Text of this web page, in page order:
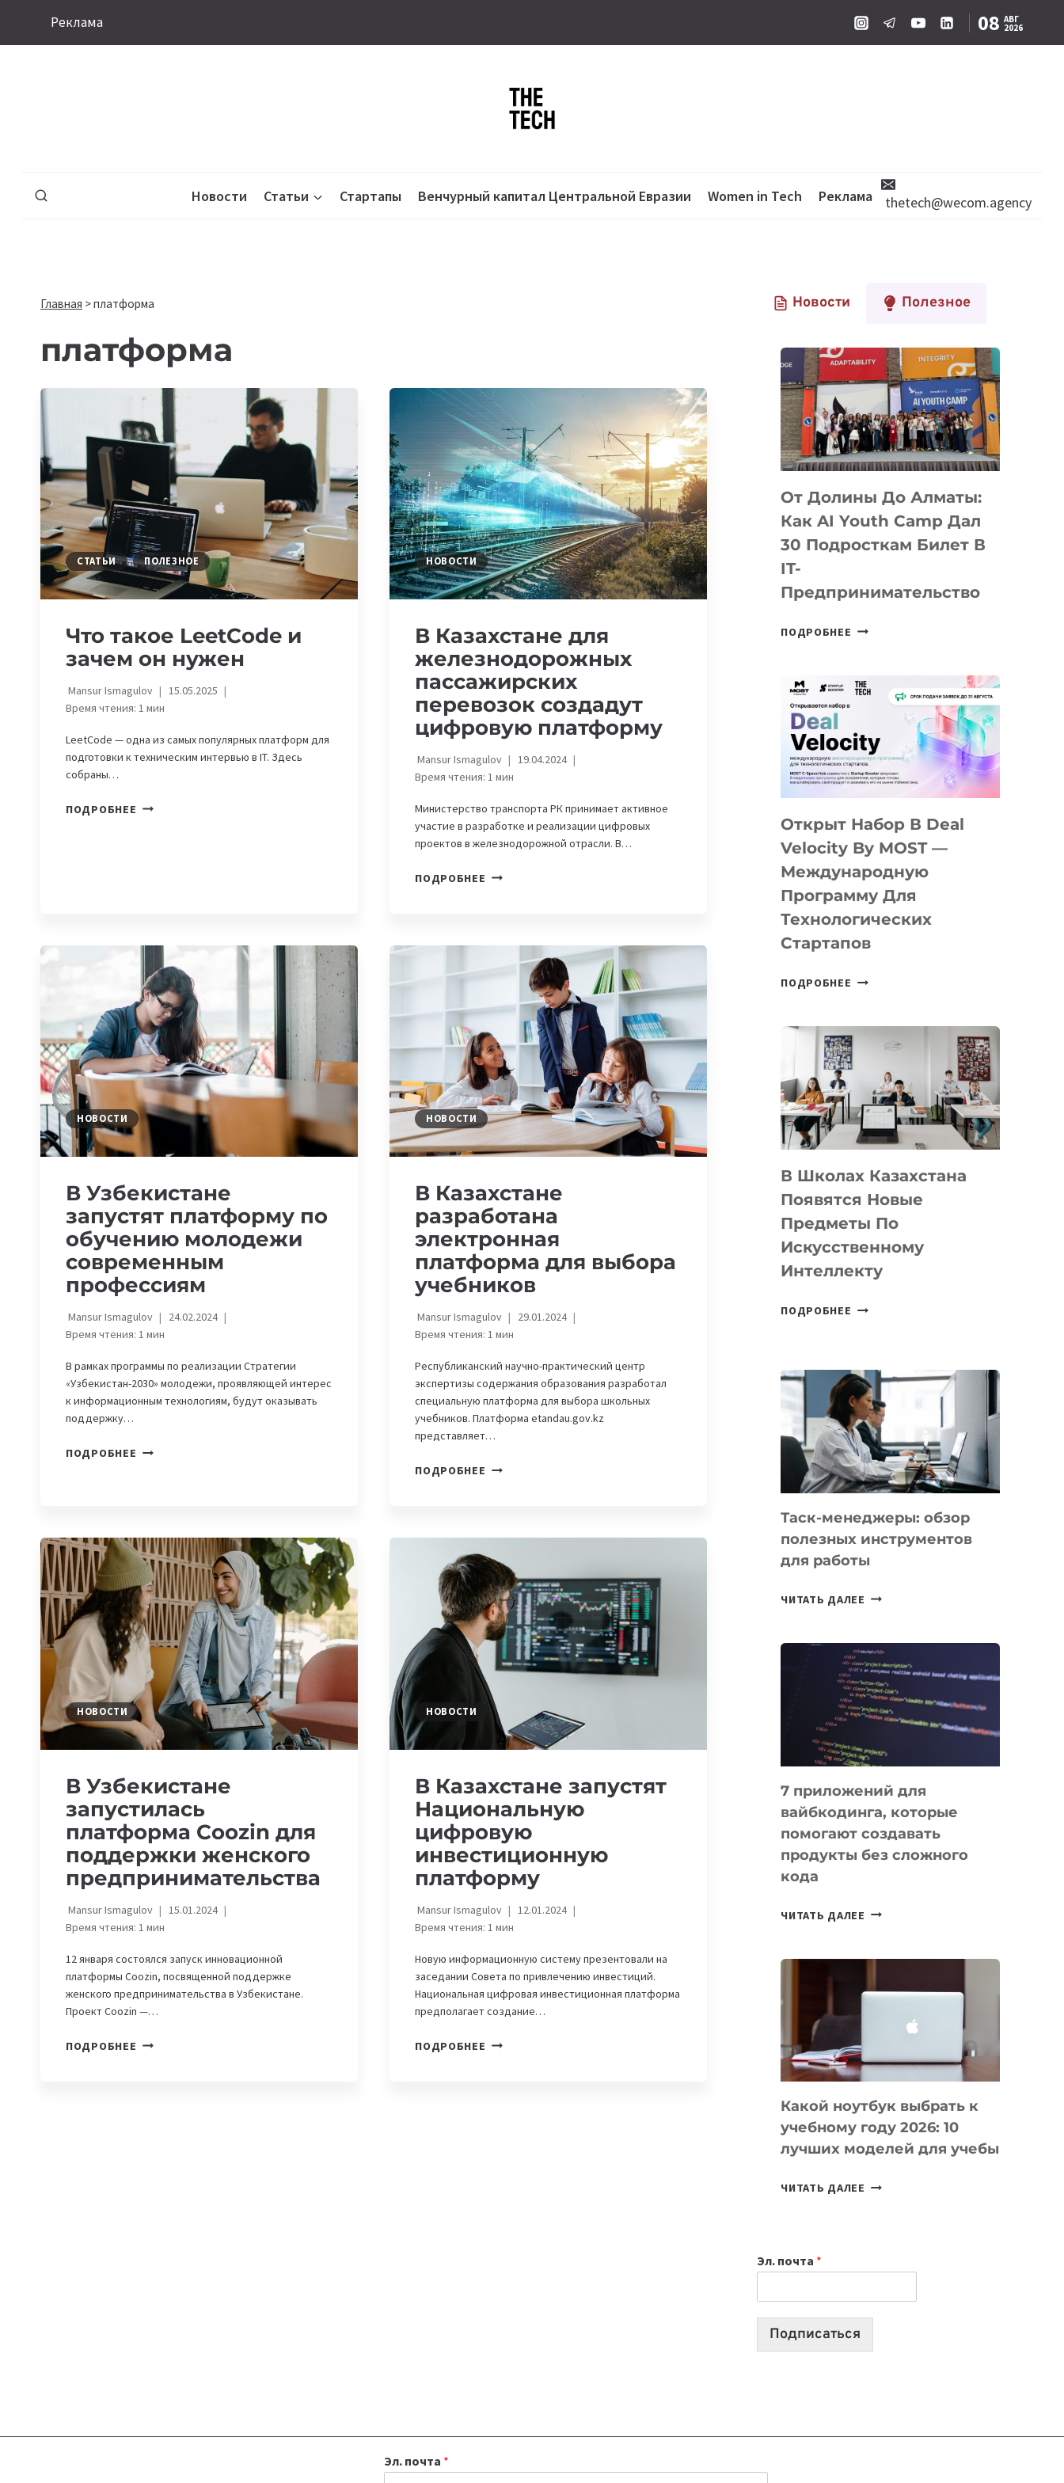
Реклама 08 АВГ
2026
Новости Статьи Стартапы Венчурный капитал Центральной Евразии Women in Tech Реклама thetech@wecom.agency
Главная >платформа
платформа
СТАТЬИ ПОЛЕЗНОЕ
Что такое LeetCode и
зачем он нужен
Mansur Ismagulov
15.05.2025
Время чтения: 1 мин
LeetCode — одна из самых популярных платформ для
подготовки к техническим интервью в IT. Здесь
собраны…
ПОДРОБНЕЕ ЧТО
НОВОСТИ
В Казахстане для
железнодорожных
пассажирских
перевозок создадут
цифровую платформу
Mansur Ismagulov
19.04.2024
Время чтения: 1мин
Министерство транспорта РК принимает активное
участие в разработке и реализации цифровых
проектов в железнодорожной отрасли. В…
ПОДРОБНЕЕ В
ПАССАЖИРСКИХ
ПЕРЕВОЗОК
СОЗДАДУТ
ЦИФРОВУЮ
ПЛАТФОРМУ
НОВОСТИ
В Узбекистане
запустят платформу по
обучению молодежи
современным
профессиям
Mansur Ismagulov
24.02.2024
Время чтения: 1 мин
В рамках программы по реализации Стратегии
«Узбекистан-2030» молодежи, проявляющей интерес
к информационным технологиям, будут оказывать
поддержку…
ПОДРОБНЕЕ В
ОБУЧЕНИЮ
МОЛОДЕЖИ
СОВРЕМЕННЫМ
ПРОФЕССИЯМ
НОВОСТИ
В Казахстане
разработана
электронная
платформа для выбора
учебников
Mansur Ismagulov
29.01.2024
Время чтения: 1мин
Республиканский научно-практический центр
экспертизы содержания образования разработал
специальную платформа для выбора школьных
учебников. Платформа etandau.gov.kz
представляет…
ПОДРОБНЕЕ В
ПЛАТФОРМА
ДЛЯ
ВЫБОРА
УЧЕБНИКОВ
НОВОСТИ
В Узбекистане
запустилась
платформа Coozin для
поддержки женского
предпринимательства
Mansur Ismagulov
15.01.2024
Время чтения: 1 мин
12 января состоялся запуск инновационной
платформы Coozin, посвященной поддержке
женского предпринимательства в Узбекистане.
Проект Coozin —…
ПОДРОБНЕЕ В
НОВОСТИ
В Казахстане запустят
Национальную
цифровую
инвестиционную
платформу
Mansur Ismagulov
12.01.2024
Время чтения: 1мин
Новую информационную систему презентовали на
заседании Совета по привлечению инвестиций.
Национальная цифровая инвестиционная платформа
предполагает создание…
ПОДРОБНЕЕ В
Новости Полезное
От Долины До Алматы:
Как AI Youth Camp Дал
30 Подросткам Билет В
IT-
Предпринимательство
ПОДРОБНЕЕ ОТ
АЛМАТЫ:
YOUTH
CAMP
ДАЛ
ПОДРОСТКАМ
БИЛЕТ
IT-
ПРЕДПРИНИМАТЕЛЬСТВО
Открыт Набор В Deal
Velocity By MOST —
Международную
Программу Для
Технологических
Стартапов
ПОДРОБНЕЕ ОТКРЫТ
DEAL
VELOCITY
MOST
—
МЕЖДУНАРОДНУЮ
ДЛЯ
ТЕХНОЛОГИЧЕСКИХ
СТАРТАПОВ
В Школах Казахстана
Появятся Новые
Предметы По
Искусственному
Интеллекту
ПОДРОБНЕЕ
НОВЫЕ
ПРЕДМЕТЫ
ПО
ИСКУССТВЕННОМУ
ИНТЕЛЛЕКТУ
Таск-менеджеры: обзор
полезных инструментов
для работы
ЧИТАТЬ ДАЛЕЕ ТАСК-
ПОЛЕЗНЫХ
ИНСТРУМЕНТОВ
ДЛЯ
РАБОТЫ
7 приложений для
вайбкодинга, которые
помогают создавать
продукты без сложного
кода
ЧИТАТЬ ДАЛЕЕ
КОТОРЫЕ
СОЗДАВАТЬ
БЕЗ
КОДА
Какой ноутбук выбрать к
учебному году 2026: 10
лучших моделей для учебы
ЧИТАТЬ ДАЛЕЕ КАКОЙ
2026:
10
Эл. почта *
Подписаться
Эл. почта *